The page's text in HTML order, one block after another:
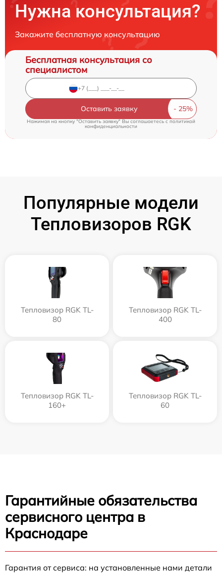
Нужна консультация?
Закажите бесплатную консультацию
Бесплатная консультация со
специалистом
Оставить заявку
Нажимая на кнопку "Оставить заявку" Вы соглашаетесь cполитикой
конфиденциальности
Популярные модели
Тепловизоров RGK
Тепловизор RGK TL-
80
Тепловизор RGK TL-
400
Тепловизор RGK TL-
160+
Тепловизор RGK TL-
60
Гарантийные обязательства
сервисного центра в
Краснодаре
Гарантия от сервиса: на установленные нами детали